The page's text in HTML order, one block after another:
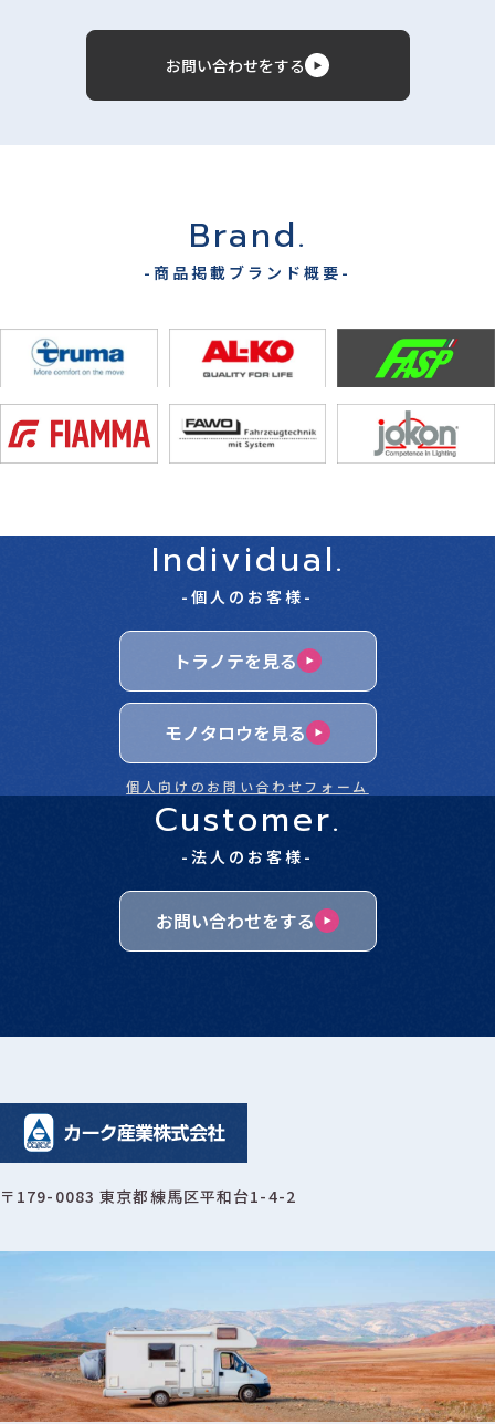
お問い合わせをする
Brand.
-商品掲載ブランド概要-
Individual.
-個人のお客様-
トラノテを見る
モノタロウを見る
個人向けのお問い合わせフォーム
Customer.
-法人のお客様-
お問い合わせをする
〒179-0083 東京都練馬区平和台1-4-2